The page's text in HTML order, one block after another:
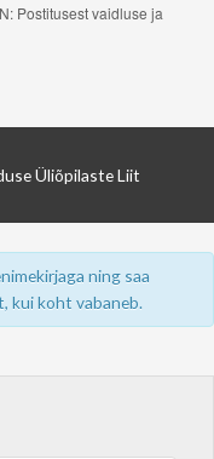
Postitusest vaidluse ja
Üliõpilaste Liit
ning saa
kui koht vabaneb.